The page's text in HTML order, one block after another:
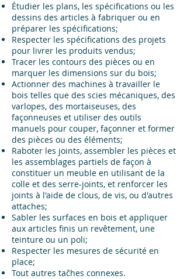
Étudier les plans, les spécifications ou les
dessins des articles à fabriquer ou en
préparer les spécifications;
Respecter les spécifications des projets
pour livrer les produits vendus;
Tracer les contours des pièces ou en
marquer les dimensions sur du bois;
Actionner des machines à travailler le
bois telles que des scies mécaniques, des
varlopes, des mortaiseuses, des
façonneuses et utiliser des outils
manuels pour couper, façonner et former
des pièces ou des éléments;
Raboter les joints, assembler les pièces et
les assemblages partiels de façon à
constituer un meuble en utilisant de la
colle et des serre-joints, et renforcer les
joints à l'aide de clous, de vis, ou d'autres
attaches;
Sabler les surfaces en bois et appliquer
aux articles finis un revêtement, une
teinture ou un poli;
Respecter les mesures de sécurité en
place;
Tout autres taĉhes connexes.